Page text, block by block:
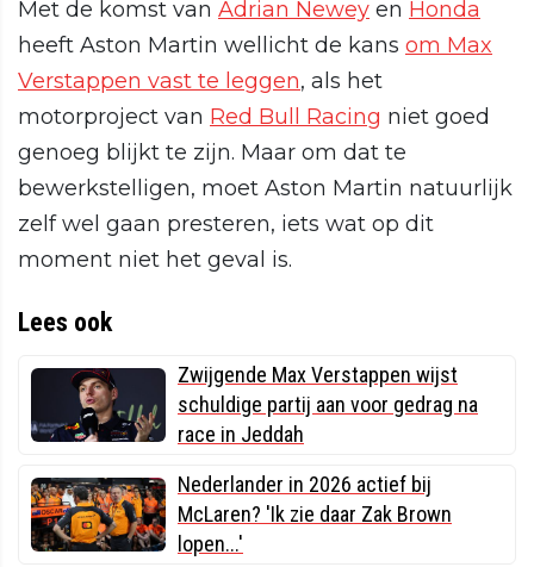
Met de komst van Adrian Newey en Honda
heeft Aston Martin wellicht de kans om Max
Verstappen vast te leggen, als het
motorproject van Red Bull Racing niet goed
genoeg blijkt te zijn. Maar om dat te
bewerkstelligen, moet Aston Martin natuurlijk
zelf wel gaan presteren, iets wat op dit
moment niet het geval is.
Lees ook
Zwijgende Max Verstappen wijst
schuldige partij aan voor gedrag na
race in Jeddah
Nederlander in 2026 actief bij
McLaren? 'Ik zie daar Zak Brown
lopen...'